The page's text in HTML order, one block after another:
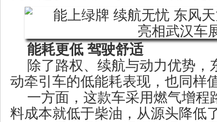
能耗更低 驾驶舒适
除了路权、续航与动力优势，
动牵引车的低能耗表现，也同样
一方面，这款车采用燃气增程
料成本就低于柴油，从源头降低